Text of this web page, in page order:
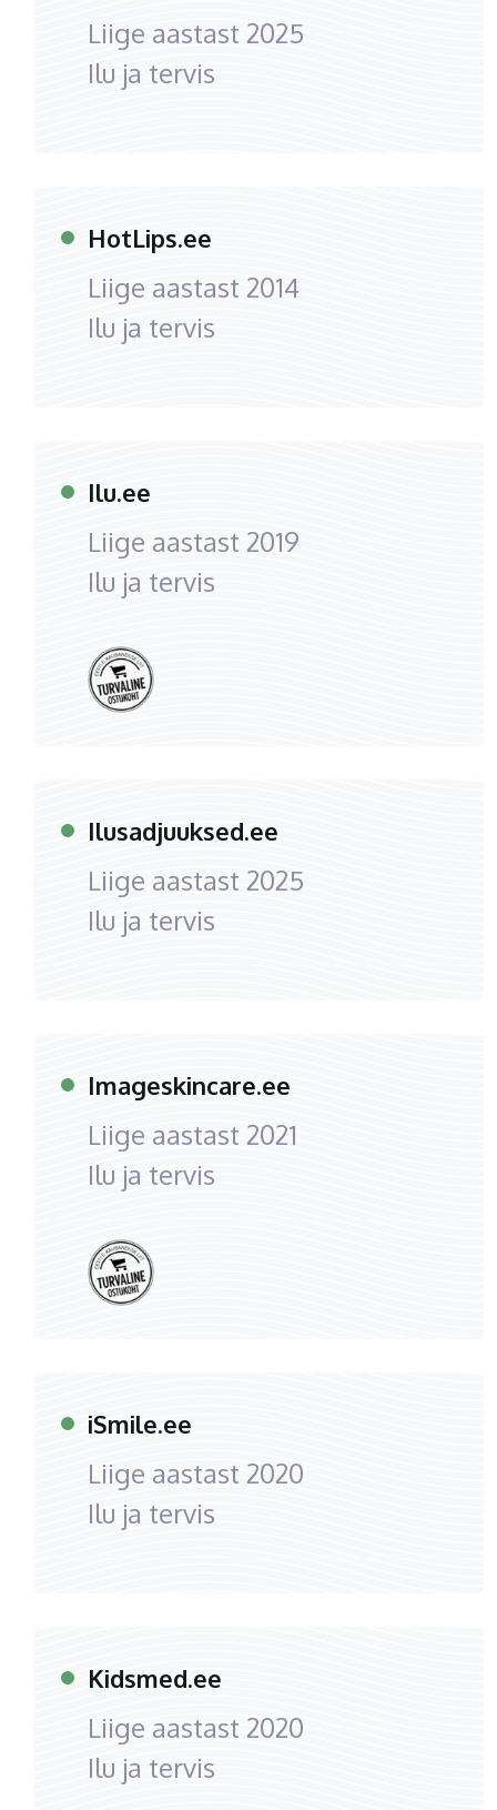
Liige aastast 2025
Ilu ja tervis
HotLips.ee
Liige aastast 2014
Ilu ja tervis
Ilu.ee
Liige aastast 2019
Ilu ja tervis
Ilusadjuuksed.ee
Liige aastast 2025
Ilu ja tervis
Imageskincare.ee
Liige aastast 2021
Ilu ja tervis
iSmile.ee
Liige aastast 2020
Ilu ja tervis
Kidsmed.ee
Liige aastast 2020
Ilu ja tervis